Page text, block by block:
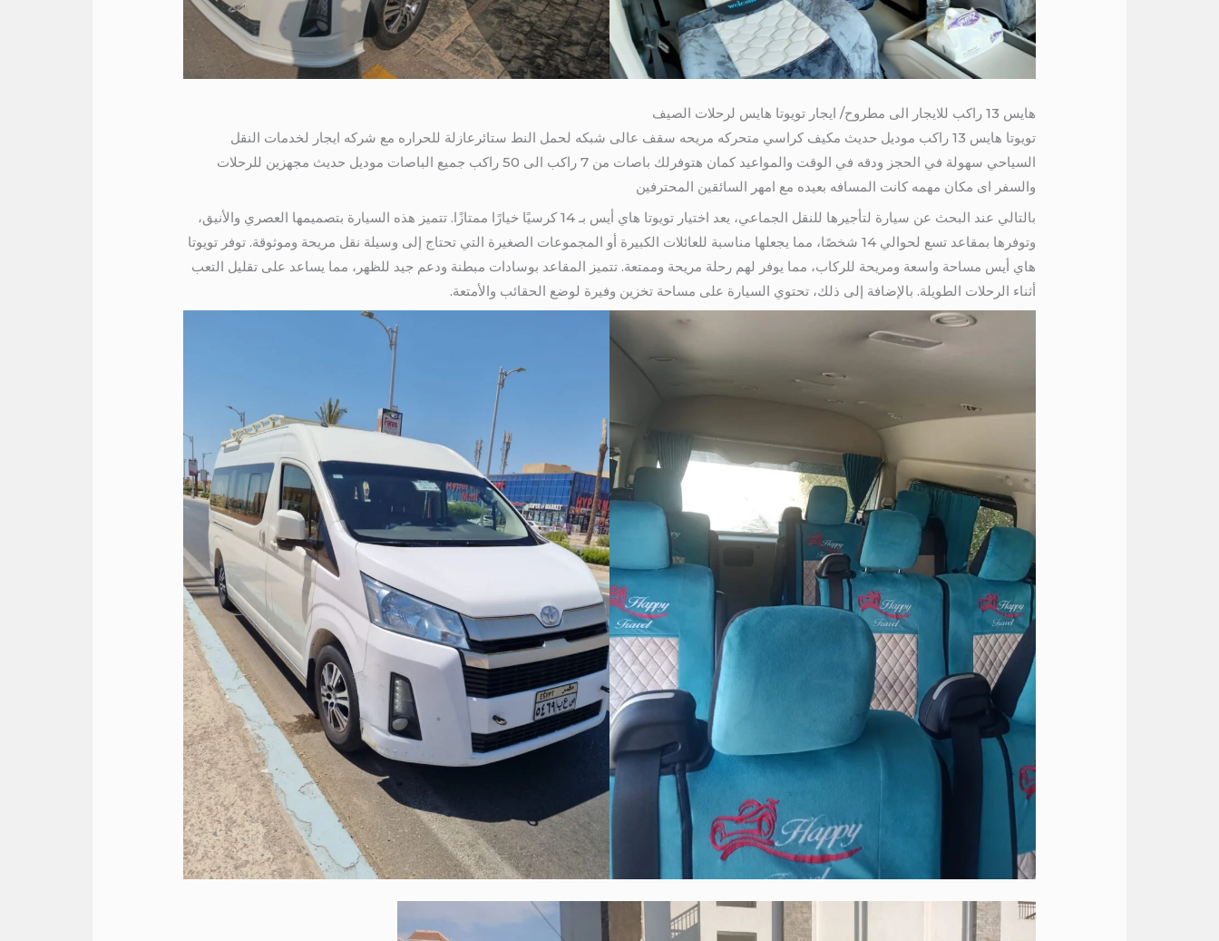
هايس 13 راكب للايجار الى مطروح/ ايجار تويوتا هايس لرحلات الصيف
تويوتا هايس 13 راكب موديل حديث مكيف كراسي متحركه مريحه سقف عالى شبكه لحمل النط ستائرعازلة للحراره مع شركه ايجار لخدمات النقل
السياحي سهولة في الحجز ودقه في الوقت والمواعيد كمان هتوفرلك باصات من 7 راكب الى 50 راكب جميع الباصات موديل حديث مجهزين للرحلات
والسفر اى مكان مهمه كانت المسافه بعيده مع امهر السائقين المحترفين
بالتالي عند البحث عن سيارة لتأجيرها للنقل الجماعي، يعد اختيار تويوتا هاي أيس بـ 14 كرسيًا خيارًا ممتازًا. تتميز هذه السيارة بتصميمها العصري والأنيق،
وتوفرها بمقاعد تسع لحوالي 14 شخصًا، مما يجعلها مناسبة للعائلات الكبيرة أو المجموعات الصغيرة التي تحتاج إلى وسيلة نقل مريحة وموثوقة. توفر تويوتا
هاي أيس مساحة واسعة ومريحة للركاب، مما يوفر لهم رحلة مريحة وممتعة. تتميز المقاعد بوسادات مبطنة ودعم جيد للظهر، مما يساعد على تقليل التعب
أثناء الرحلات الطويلة. بالإضافة إلى ذلك، تحتوي السيارة على مساحة تخزين وفيرة لوضع الحقائب والأمتعة.